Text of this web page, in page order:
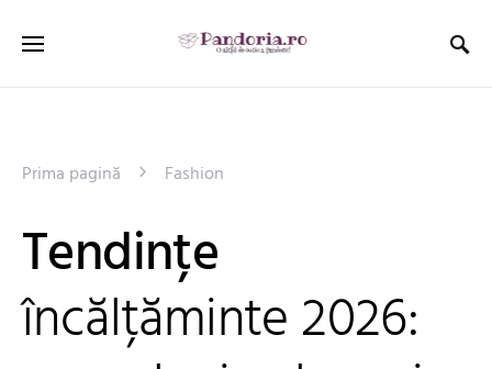
Prima pagină Fashion
Tendințe
încălțăminte 2026: